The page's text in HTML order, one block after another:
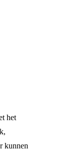
het
kunnen